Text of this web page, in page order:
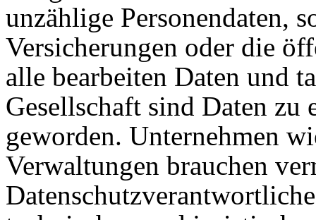
unzählige Personendaten,
Versicherungen oder die
alle bearbeiten Daten und
Gesellschaft sind Daten
geworden. Unternehmen
Verwaltungen brauchen